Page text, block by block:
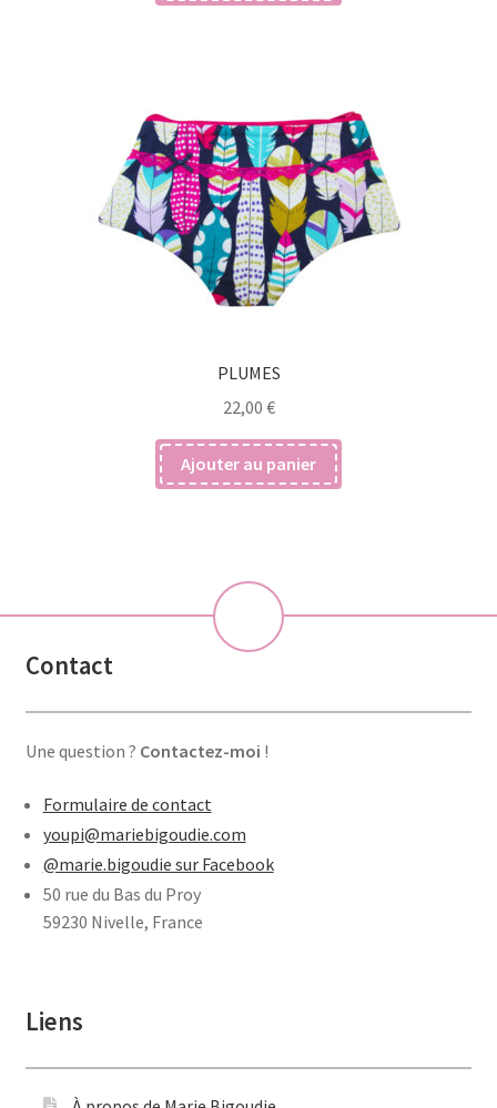
PLUMES
22,00 €
Ajouter au panier
Contact
Une question ? Contactez-moi !
Formulaire de contact
youpi@mariebigoudie.com
@marie.bigoudie sur Facebook
50 rue du Bas du Proy
59230 Nivelle, France
Liens